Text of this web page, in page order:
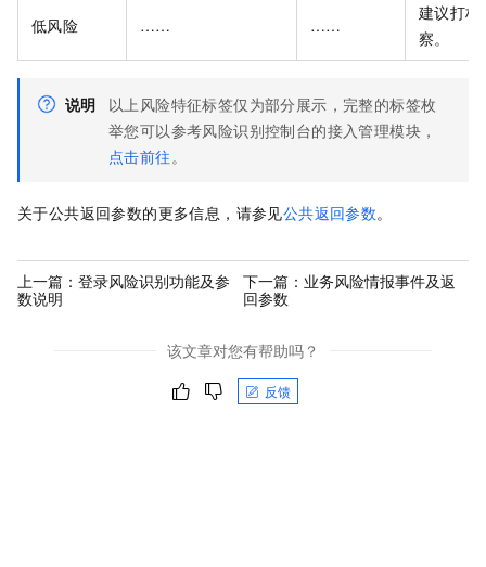
低风险 …… ……
建议打标
察。
说明
以上风险特征标签仅为部分展示，完整的标签枚
举您可以参考风险识别控制台的接入管理模块，
点击前往。
关于公共返回参数的更多信息，请参见公共返回参数。
上一篇： 登录风险识别功能及参
数说明
下一篇： 业务风险情报事件及返
回参数
该文章对您有帮助吗？
反馈